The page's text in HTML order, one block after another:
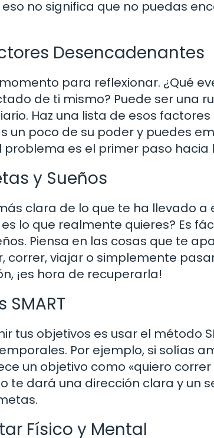
no significa que no puedas
Desencadenantes
para reflexionar. ¿Qué
de ti mismo? Puede ser una
Haz una lista de esos
un poco de su poder y puedes
problema es el primer paso hacia
y Sueños
clara de lo que te ha llevado a
lo que realmente quieres? Es
Piensa en las cosas que te
correr, viajar o simplemente
¡es hora de recuperarla!
tus objetivos es usar el método
Por ejemplo, si solías
un objetivo como «quiero
te dará una dirección clara y un
Físico y Mental